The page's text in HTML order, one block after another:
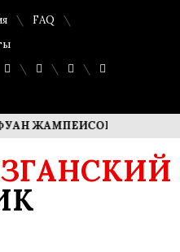
FAQ
«МЫ ХОТИМ